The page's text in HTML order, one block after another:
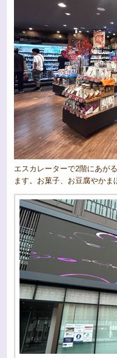
エスカレーターで2階にあが
ます。お菓子、お豆腐やかま